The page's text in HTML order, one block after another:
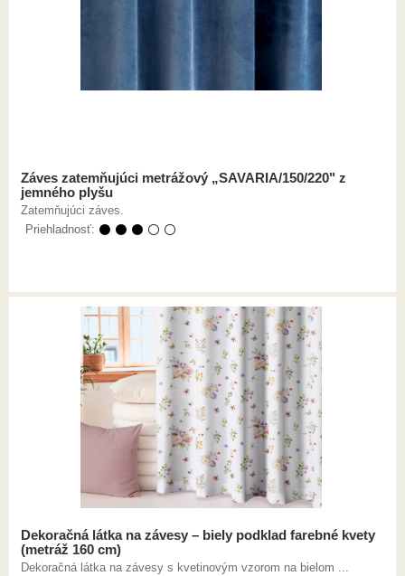
Záves zatemňujúci metrážový „SAVARIA/150/220" z
jemného plyšu
Zatemňujúci záves.
Priehladnosť: ⚫ ⚫ ⚫ ⚪ ⚪
Dekoračná látka na závesy – biely podklad farebné kvety
(metráž 160 cm)
Dekoračná látka na závesy s kvetinovým vzorom na bielom ...